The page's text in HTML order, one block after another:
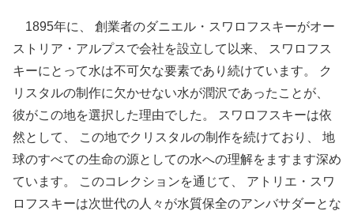
1895年に、 創業者のダニエル・スワロフスキーがオー
ストリア・アルプスで会社を設立して以来、 スワロフス
キーにとって水は不可欠な要素であり続けています。 ク
リスタルの制作に欠かせない水が潤沢であったことが、
彼がこの地を選択した理由でした。 スワロフスキーは依
然として、 この地でクリスタルの制作を続けており、 地
球のすべての生命の源としての水への理解をますます深め
ています。 このコレクションを通じて、 アトリエ・スワ
ロフスキーは次世代の人々が水質保全のアンバサダーとな